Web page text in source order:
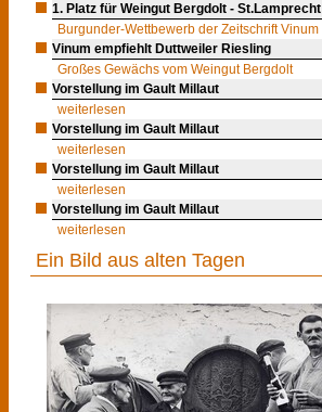
1. Platz für Weingut Bergdolt - St.Lamprecht
Burgunder-Wettbewerb der Zeitschrift Vinum
Vinum empfiehlt Duttweiler Riesling
Großes Gewächs vom Weingut Bergdolt
Vorstellung im Gault Millaut
weiterlesen
Vorstellung im Gault Millaut
weiterlesen
Vorstellung im Gault Millaut
weiterlesen
Vorstellung im Gault Millaut
weiterlesen
Ein Bild aus alten Tagen